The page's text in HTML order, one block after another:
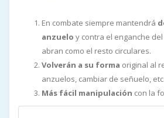
En combate siempre mantendrá
anzuelo y contra el enganche
abran como el resto circulares.
Volverán a su forma original al
anzuelos, cambiar de señuelo, etc.
Más fácil manipulación con la